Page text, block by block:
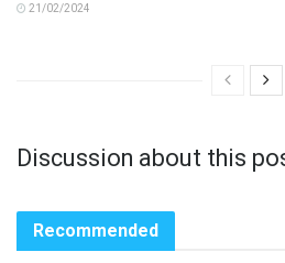
21/02/2024
Discussion about this
Recommended